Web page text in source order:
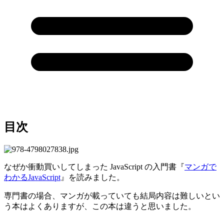
目次
なぜか衝動買いしてしまった JavaScript の入門書『マンガで
わかるJavaScript 』を読みました。
専門書の場合、マンガが載っていても結局内容は難しいとい
う本はよくありますが、この本は違うと思いました。